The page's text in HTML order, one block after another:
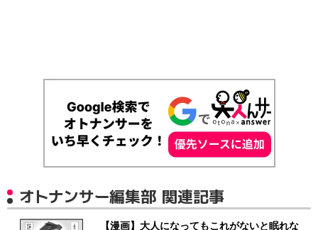
オトナンサー編集部 関連記事
【漫画】大人になってもこれがないと眠れな